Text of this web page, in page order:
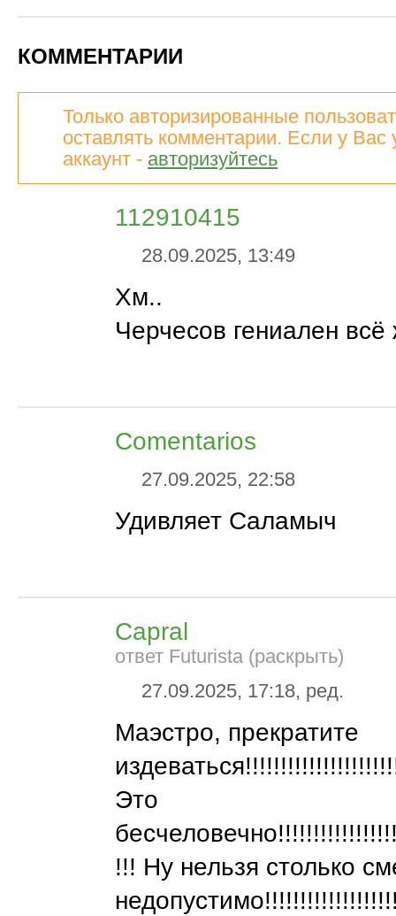
КОММЕНТАРИИ
Только авторизированные
оставлять комментарии. Если у Вас
аккаунт - авторизуйтесь
112910415
28.09.2025, 13:49
Хм..
Черчесов гениален всё
Comentarios
27.09.2025, 22:58
Удивляет Саламыч
Capral
ответ Futurista (раскрыть)
27.09.2025, 17:18, ред.
Маэстро, прекратите
Это
!!! Ну нельзя столько